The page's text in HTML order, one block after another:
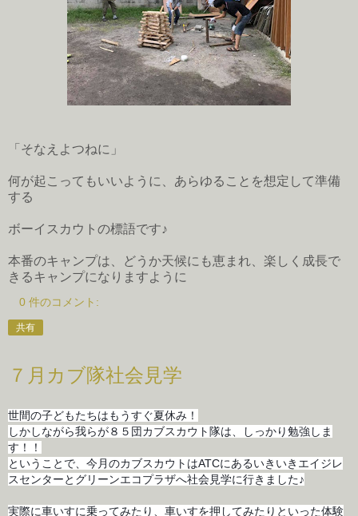
「そなえよつねに」
何が起こってもいいように、あらゆることを想定して準備
する
ボーイスカウトの標語です♪
本番のキャンプは、どうか天候にも恵まれ、楽しく成長で
きるキャンプになりますように
0 件のコメント:
共有
７月カブ隊社会見学
世間の子どもたちはもうすぐ夏休み！
しかしながら我らが８５団カブスカウト隊は、しっかり勉強しま
す！！
ということで、 今月のカブスカウトはATCにあるいきいきエイジレ
スセンターとグリーンエコプラザへ社会見学に行きました♪
実際に車いすに乗ってみたり、車いすを押してみたりといった体験